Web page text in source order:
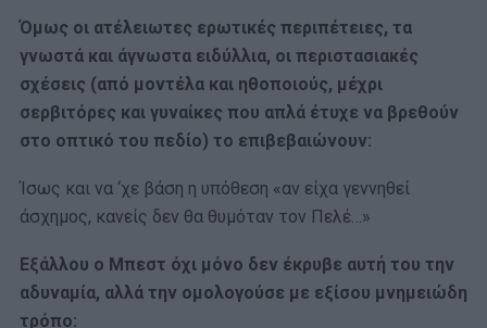
Όμως οι ατέλειωτες ερωτικές περιπέτειες, τα
γνωστά και άγνωστα ειδύλλια, οι περιστασιακές
σχέσεις (από μοντέλα και ηθοποιούς, μέχρι
σερβιτόρες και γυναίκες που απλά έτυχε να βρεθούν
στο οπτικό του πεδίο) το επιβεβαιώνουν:
Ίσως και να ‘χε βάση η υπόθεση «αν είχα γεννηθεί
άσχημος, κανείς δεν θα θυμόταν τον Πελέ…»
Εξάλλου ο Μπεστ όχι μόνο δεν έκρυβε αυτή του την
αδυναμία, αλλά την ομολογούσε με εξίσου μνημειώδη
τρόπο: